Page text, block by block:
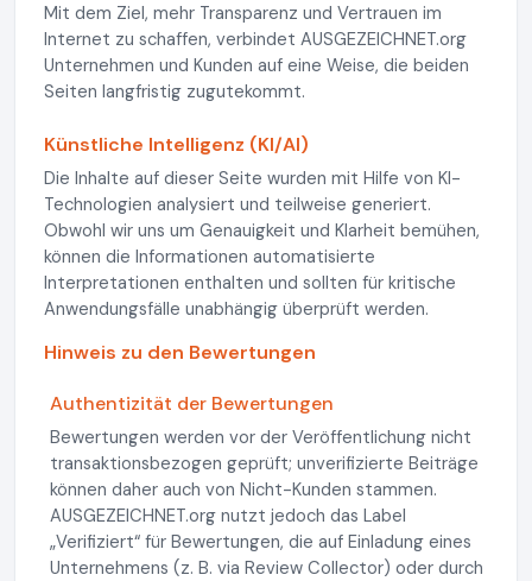
Mit dem Ziel, mehr Transparenz und Vertrauen im
Internet zu schaffen, verbindet AUSGEZEICHNET.org
Unternehmen und Kunden auf eine Weise, die beiden
Seiten langfristig zugutekommt.
Künstliche Intelligenz (KI/AI)
Die Inhalte auf dieser Seite wurden mit Hilfe von KI-
Technologien analysiert und teilweise generiert.
Obwohl wir uns um Genauigkeit und Klarheit bemühen,
können die Informationen automatisierte
Interpretationen enthalten und sollten für kritische
Anwendungsfälle unabhängig überprüft werden.
Hinweis zu den Bewertungen
Authentizität der Bewertungen
Bewertungen werden vor der Veröffentlichung nicht
transaktionsbezogen geprüft; unverifizierte Beiträge
können daher auch von Nicht-Kunden stammen.
AUSGEZEICHNET.org nutzt jedoch das Label
„Verifiziert“ für Bewertungen, die auf Einladung eines
Unternehmens (z. B. via Review Collector) oder durch